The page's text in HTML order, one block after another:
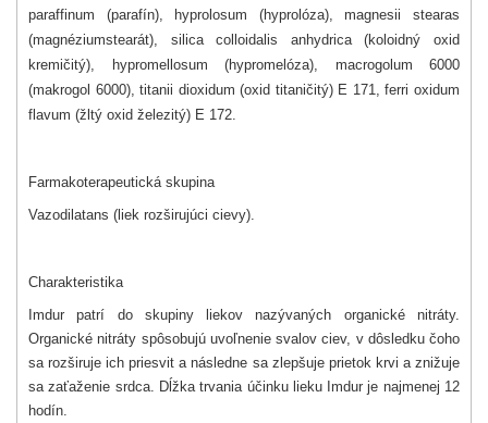
paraffinum (parafín), hyprolosum (hyprolóza), magnesii stearas
(magnéziumstearát), silica colloidalis anhydrica (koloidný oxid
kremičitý), hypromellosum (hypromelóza), macrogolum 6000
(makrogol 6000), titanii dioxidum (oxid titaničitý) E 171, ferri oxidum
flavum (žltý oxid železitý) E 172.
Farmakoterapeutická skupina
Vazodilatans (liek rozširujúci cievy).
Charakteristika
Imdur patrí do skupiny liekov nazývaných organické nitráty.
Organické nitráty spôsobujú uvoľnenie svalov ciev, v dôsledku čoho
sa rozširuje ich priesvit a následne sa zlepšuje prietok krvi a znižuje
sa zaťaženie srdca. Dĺžka trvania účinku lieku Imdur je najmenej 12
hodín.